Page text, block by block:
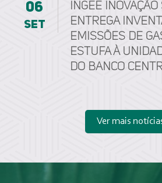
06
set
ingee
entrega
Emissões de
Estufa à
do Banco
Ver mais